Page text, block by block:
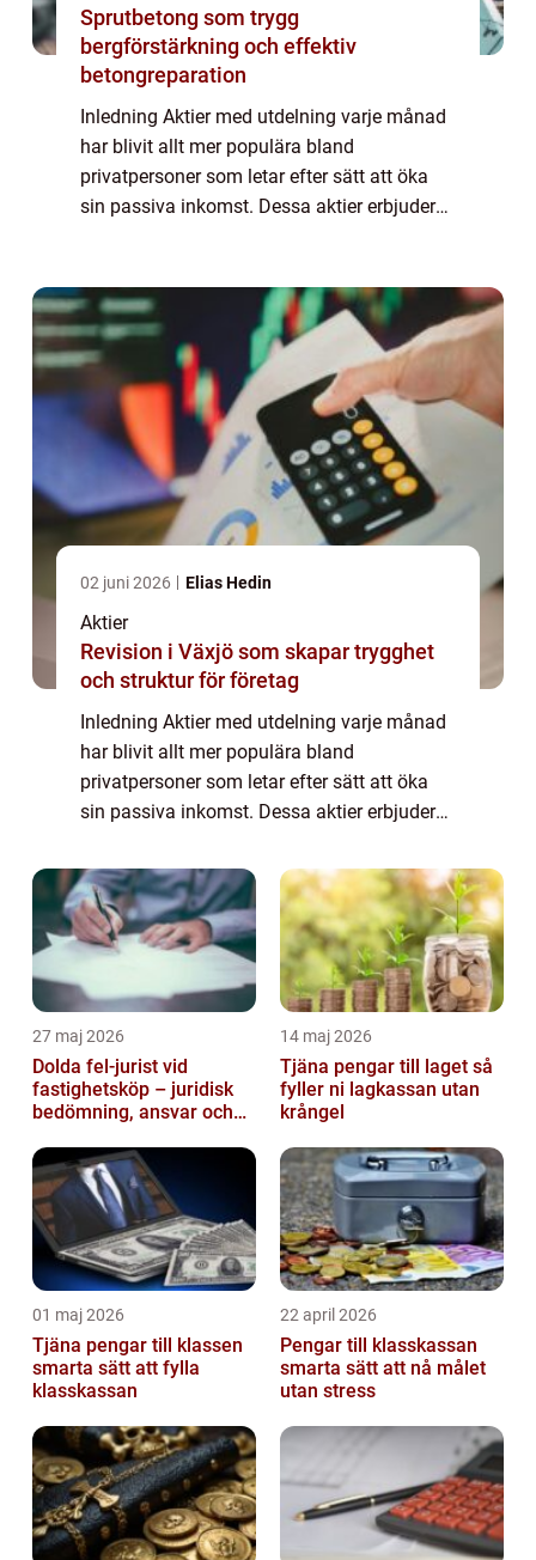
Sprutbetong som trygg
bergförstärkning och effektiv
betongreparation
Inledning Aktier med utdelning varje månad
har blivit allt mer populära bland
privatpersoner som letar efter sätt att öka
sin passiva inkomst. Dessa aktier erbjuder
kontinuerlig ...
02 juni 2026 Elias Hedin
Aktier
Revision i Växjö som skapar trygghet
och struktur för företag
Inledning Aktier med utdelning varje månad
har blivit allt mer populära bland
privatpersoner som letar efter sätt att öka
sin passiva inkomst. Dessa aktier erbjuder
investerare en möjlighet att få en
kontinuerlig ...
27 maj 2026
Dolda fel-jurist vid
fastighetsköp – juridisk
bedömning, ansvar och
tvister...
14 maj 2026
Tjäna pengar till laget så
fyller ni lagkassan utan
krångel
01 maj 2026
Tjäna pengar till klassen
smarta sätt att fylla
klasskassan
22 april 2026
Pengar till klasskassan
smarta sätt att nå målet
utan stress